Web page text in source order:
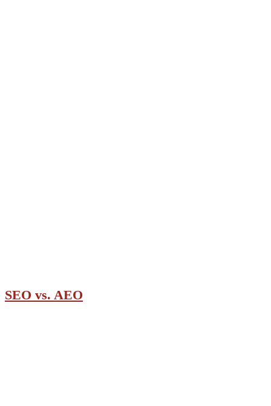
SEO vs. AEO